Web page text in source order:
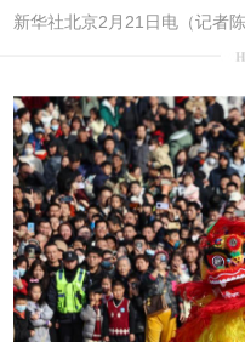
新华社北京2月21日电（记者
日踏上旅程，机器人在春晚舞
国年……透过全球媒体的报道
界面前。 在全球媒体的“聚
和谐的传统节日，更是一个窥
的重要窗口，世界看到了一
庞大引擎 “火车准时驶离上
西班牙《世界报》记者卢卡斯
夕，他融入春运铁路客流潮
架公路与巨大的桥梁横跨田
卡尔感慨：“中国给人的印象
的，还有“指尖上的便利”：扫
也能折射出中国生活的高效